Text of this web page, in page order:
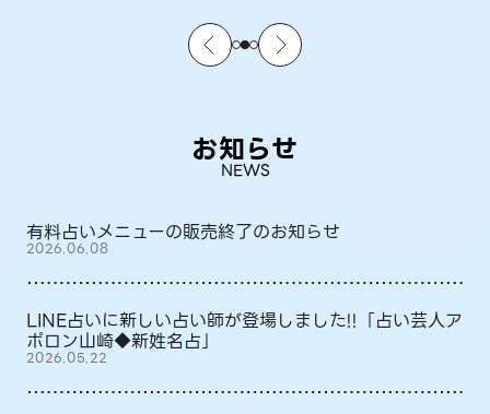
お知らせ
NEWS
有料占いメニューの販売終了のお知らせ
2026.06.08
LINE占いに新しい占い師が登場しました!!「占い芸人ア
ポロン山崎◆新姓名占」
2026.05.22